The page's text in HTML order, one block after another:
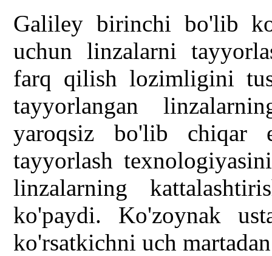
Galiley birinchi bo'lib
uchun linzalarni
farq qilish lozimligini
tayyorlangan
yaroqsiz bo'lib chiqar
tayyorlash
linzalarning
ko'paydi. Ko'zoynak
ko'rsatkichni uch